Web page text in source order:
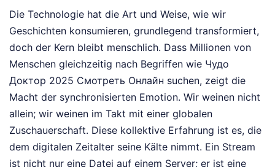
Die Technologie hat die Art und Weise, wie wir
Geschichten konsumieren, grundlegend transformiert,
doch der Kern bleibt menschlich. Dass Millionen von
Menschen gleichzeitig nach Begriffen wie Чудо
Доктор 2025 Смотреть Онлайн suchen, zeigt die
Macht der synchronisierten Emotion. Wir weinen nicht
allein; wir weinen im Takt mit einer globalen
Zuschauerschaft. Diese kollektive Erfahrung ist es, die
dem digitalen Zeitalter seine Kälte nimmt. Ein Stream
ist nicht nur eine Datei auf einem Server; er ist eine